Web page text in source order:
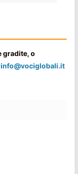
gradite, o
info@vociglobali.it